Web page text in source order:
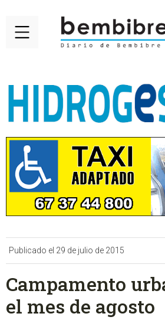
Publicado el 29 de julio de 2015
Campamento
el mes de agosto